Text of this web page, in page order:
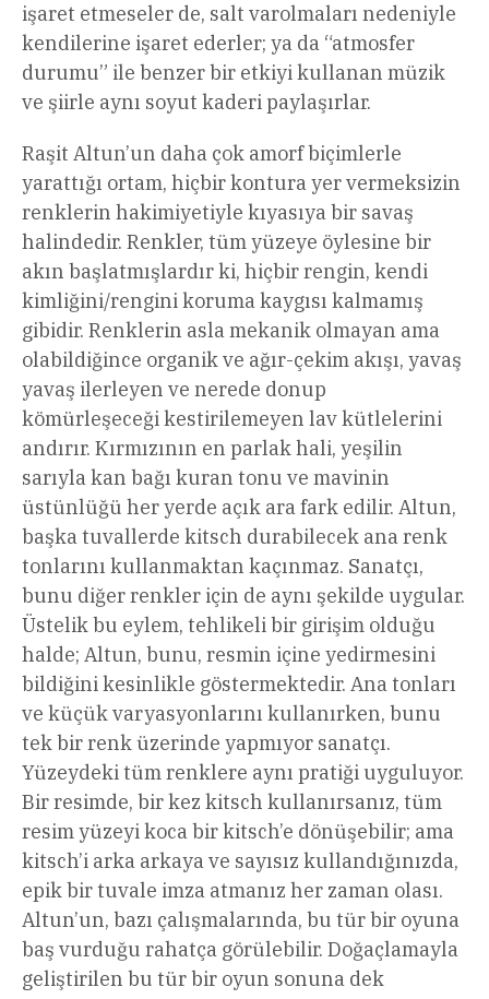
işaret etmeseler de, salt varolmaları nedeniyle
kendilerine işaret ederler; ya da “atmosfer
durumu” ile benzer bir etkiyi kullanan müzik
ve şiirle aynı soyut kaderi paylaşırlar.
Raşit Altun’un daha çok amorf biçimlerle
yarattığı ortam, hiçbir kontura yer vermeksizin
renklerin hakimiyetiyle kıyasıya bir savaş
halindedir. Renkler, tüm yüzeye öylesine bir
akın başlatmışlardır ki, hiçbir rengin, kendi
kimliğini/rengini koruma kaygısı kalmamış
gibidir. Renklerin asla mekanik olmayan ama
olabildiğince organik ve ağır-çekim akışı, yavaş
yavaş ilerleyen ve nerede donup
kömürleşeceği kestirilemeyen lav kütlelerini
andırır. Kırmızının en parlak hali, yeşilin
sarıyla kan bağı kuran tonu ve mavinin
üstünlüğü her yerde açık ara fark edilir. Altun,
başka tuvallerde kitsch durabilecek ana renk
tonlarını kullanmaktan kaçınmaz. Sanatçı,
bunu diğer renkler için de aynı şekilde uygular.
Üstelik bu eylem, tehlikeli bir girişim olduğu
halde; Altun, bunu, resmin içine yedirmesini
bildiğini kesinlikle göstermektedir. Ana tonları
ve küçük varyasyonlarını kullanırken, bunu
tek bir renk üzerinde yapmıyor sanatçı.
Yüzeydeki tüm renklere aynı pratiği uyguluyor.
Bir resimde, bir kez kitsch kullanırsanız, tüm
resim yüzeyi koca bir kitsch’e dönüşebilir; ama
kitsch’i arka arkaya ve sayısız kullandığınızda,
epik bir tuvale imza atmanız her zaman olası.
Altun’un, bazı çalışmalarında, bu tür bir oyuna
baş vurduğu rahatça görülebilir. Doğaçlamayla
geliştirilen bu tür bir oyun sonuna dek